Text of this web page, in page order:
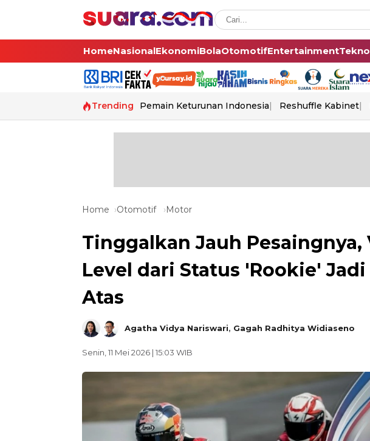
HomeNasionalEkonomiBolaOtomotifEntertainmentTekno
Trending Pemain Keturunan Indonesia Reshuffle Kabinet
Home Otomotif Motor
Tinggalkan Jauh Pesaingnya,
Level dari Status 'Rookie'
Atas
Agatha Vidya Nariswari, Gagah Radhitya Widiaseno
Senin, 11 Mei 2026 | 15:03 WIB